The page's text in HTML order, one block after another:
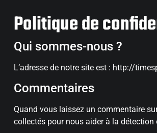
Politique de
Qui sommes-nous ?
L’adresse de notre site est : http://
Commentaires
Quand vous laissez un commentaire
collectés pour nous aider à la